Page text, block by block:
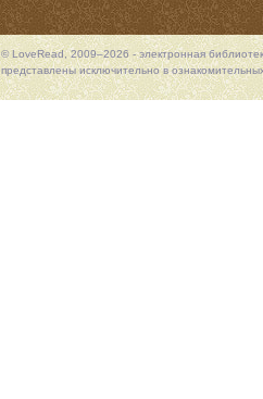
© LoveRead, 2009–2026 - электронная
представлены исключительно в